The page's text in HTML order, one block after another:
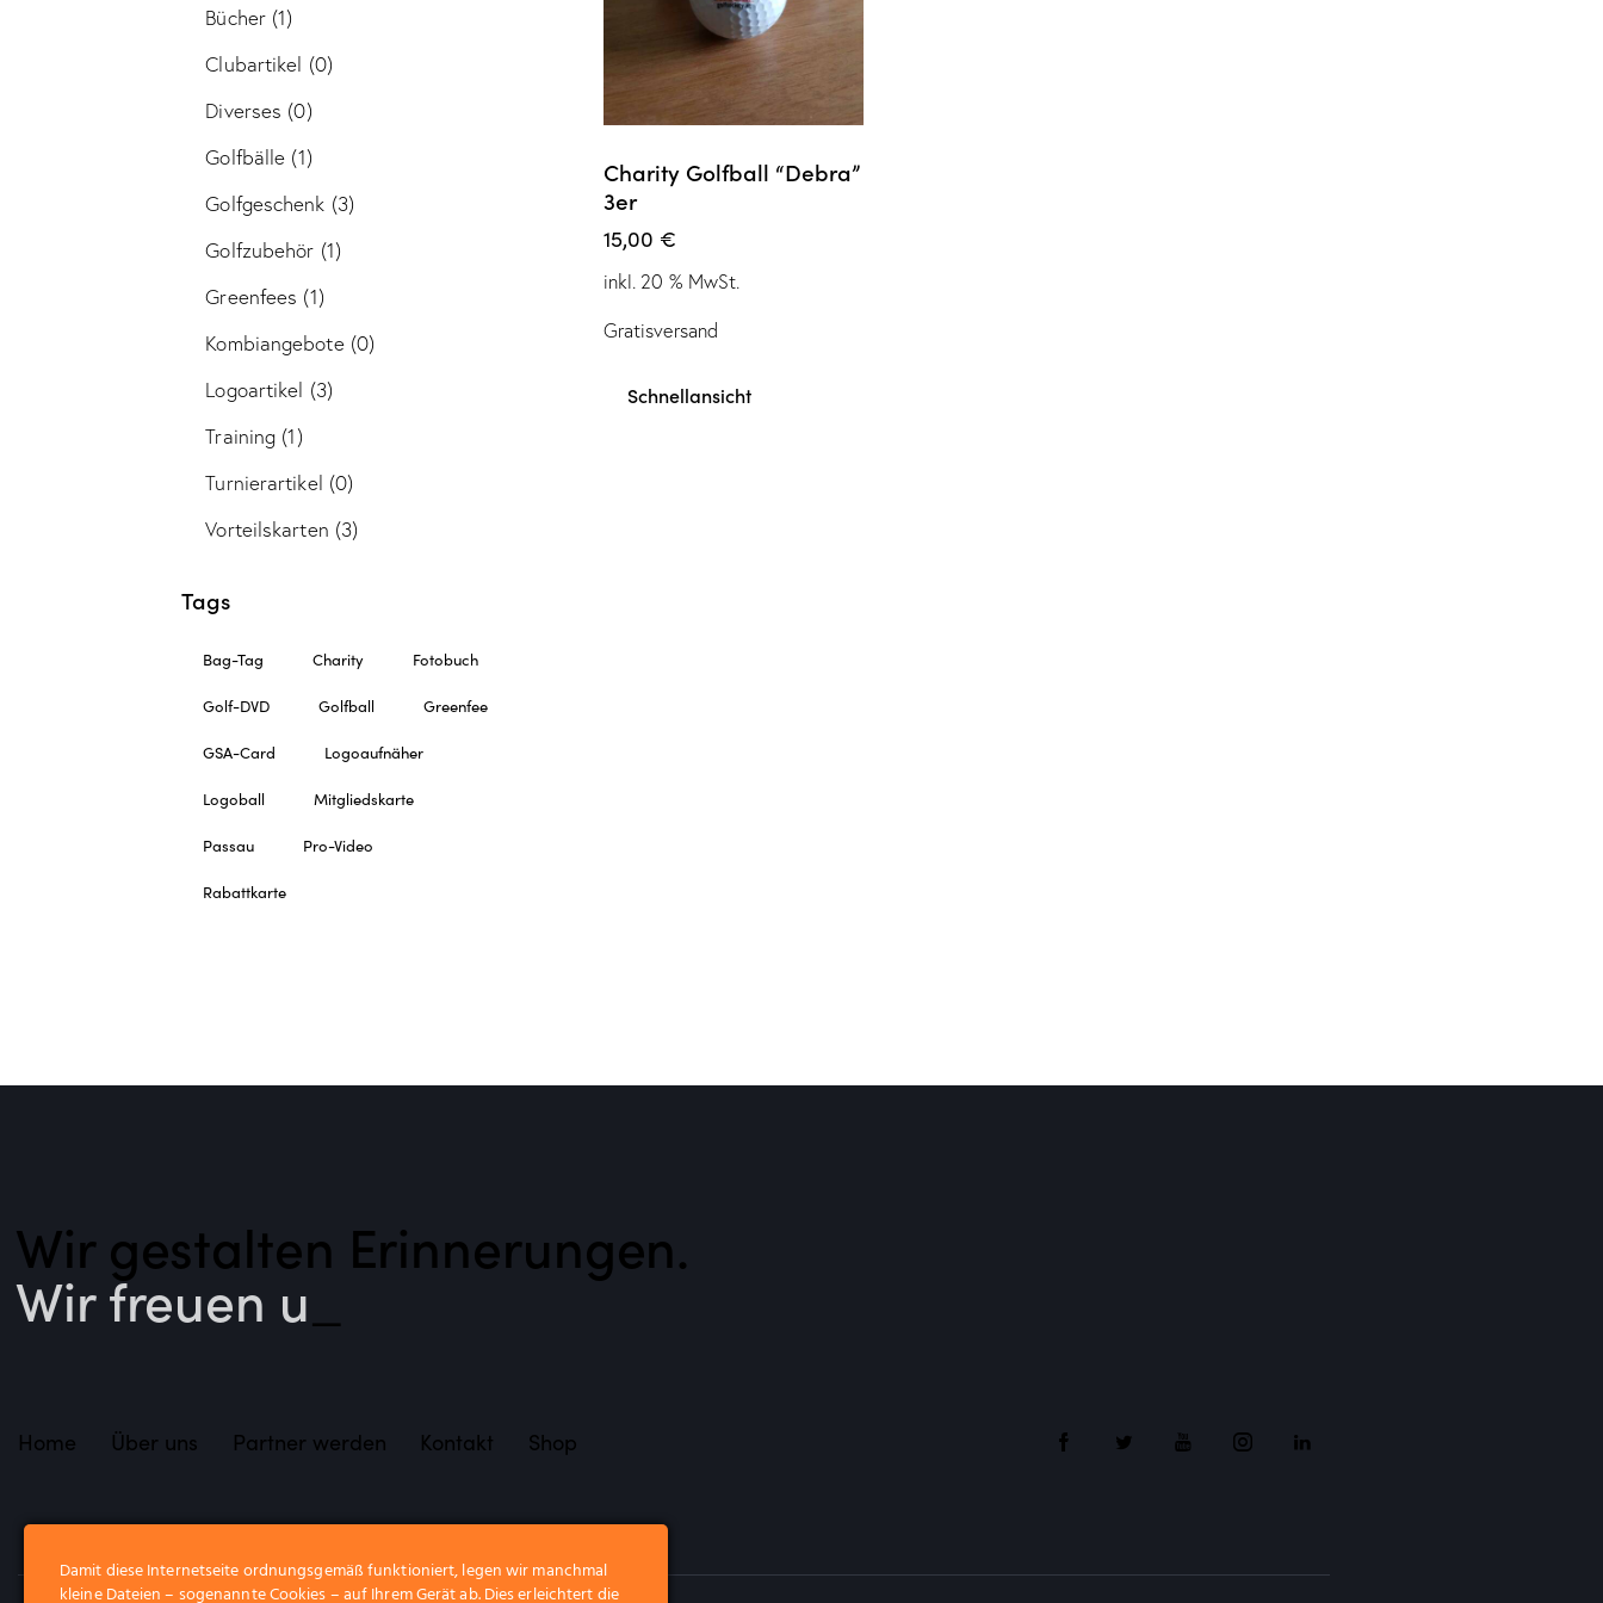
Charity Golfball “Debra”
3er
15,00 €
inkl. 20 % MwSt.
Gratisversand
Schnellansicht
Bücher (1)
Clubartikel (0)
Diverses (0)
Golfbälle (1)
Golfgeschenk (3)
Golfzubehör (1)
Greenfees (1)
Kombiangebote (0)
Logoartikel (3)
Training (1)
Turnierartikel (0)
Vorteilskarten (3)
Tags
Bag-Tag Charity Fotobuch
Golf-DVD Golfball Greenfee
GSA-Card Logoaufnäher
Logoball Mitgliedskarte
Passau Pro-Video
Rabattkarte
Wir gestalten Erinnerungen.​
Wir freuen uns a
Home Über uns Partner werden Kontakt Shop
Damit diese Internetseite ordnungsgemäß funktioniert, legen wir manchmal
kleine Dateien – sogenannte Cookies – auf Ihrem Gerät ab. Dies erleichtert die